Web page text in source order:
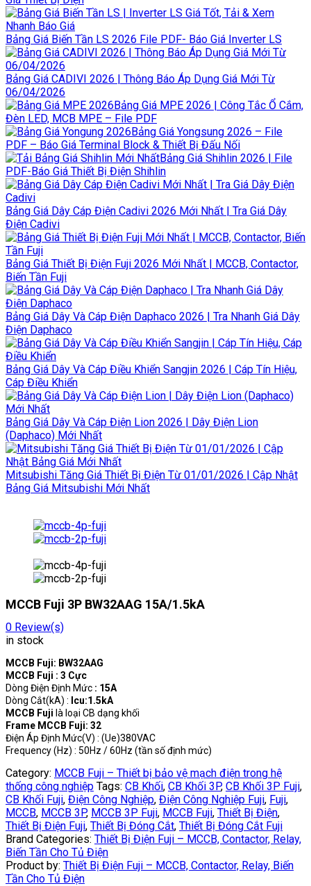
Bảng Giá Biến Tần LS 2026 File PDF- Báo Giá Inverter LS
Bảng Giá CADIVI 2026 | Thông Báo Áp Dụng Giá Mới Từ
06/04/2026
Bảng Giá MPE 2026 | Công Tắc Ổ Cắm,
Đèn LED, MCB MPE – File PDF
Bảng Giá Yongsung 2026 – File
PDF – Báo Giá Terminal Block & Thiết Bị Đấu Nối
Bảng Giá Shihlin 2026 | File
PDF-Báo Giá Thiết Bị Điện Shihlin
Bảng Giá Dây Cáp Điện Cadivi 2026 Mới Nhất | Tra Giá Dây
Điện Cadivi
Bảng Giá Thiết Bị Điện Fuji 2026 Mới Nhất | MCCB, Contactor,
Biến Tần Fuji
Bảng Giá Dây Và Cáp Điện Daphaco 2026 | Tra Nhanh Giá Dây
Điện Daphaco
Bảng Giá Dây Và Cáp Điều Khiển Sangjin 2026 | Cáp Tín Hiệu,
Cáp Điều Khiển
Bảng Giá Dây Và Cáp Điện Lion 2026 | Dây Điện Lion
(Daphaco) Mới Nhất
Mitsubishi Tăng Giá Thiết Bị Điện Từ 01/01/2026 | Cập Nhật
Bảng Giá Mitsubishi Mới Nhất
MCCB Fuji 3P BW32AAG 15A/1.5kA
0 Review(s)
in stock
MCCB Fuji: BW32AAG
MCCB Fuji : 3 Cực
Dòng Điện Định Mức : 15A
Dòng Cắt(kA) : Icu:1.5kA
MCCB Fuji là loại CB dạng khối
Frame MCCB Fuji: 32
Điện Áp Định Mức(V) : (Ue)380VAC
Frequency (Hz) : 50Hz / 60Hz (tần số định mức)
Category: MCCB Fuji – Thiết bị bảo vệ mạch điện trong hệ
thống công nghiệp Tags: CB Khối, CB Khối 3P, CB Khối 3P Fuji,
CB Khối Fuji, Điện Công Nghiệp, Điện Công Nghiệp Fuji, Fuji,
MCCB, MCCB 3P, MCCB 3P Fuji, MCCB Fuji, Thiết Bị Điện,
Thiết Bị Điện Fuji, Thiết Bị Đóng Cắt, Thiết Bị Đóng Cắt Fuji
Brand Categories: Thiết Bị Điện Fuji – MCCB, Contactor, Relay,
Biến Tần Cho Tủ Điện
Product by: Thiết Bị Điện Fuji – MCCB, Contactor, Relay, Biến
Tần Cho Tủ Điện